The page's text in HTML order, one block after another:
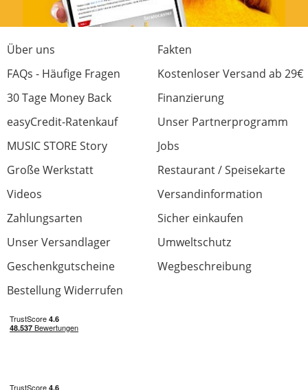
Über uns
Fakten
FAQs - Häufige Fragen
Kostenloser Versand ab 29€
30 Tage Money Back
Finanzierung
easyCredit-Ratenkauf
Unser Partnerprogramm
MUSIC STORE Story
Jobs
Große Werkstatt
Restaurant / Speisekarte
Videos
Versandinformation
Zahlungsarten
Sicher einkaufen
Unser Versandlager
Umweltschutz
Geschenkgutscheine
Wegbeschreibung
Bestellung Widerrufen